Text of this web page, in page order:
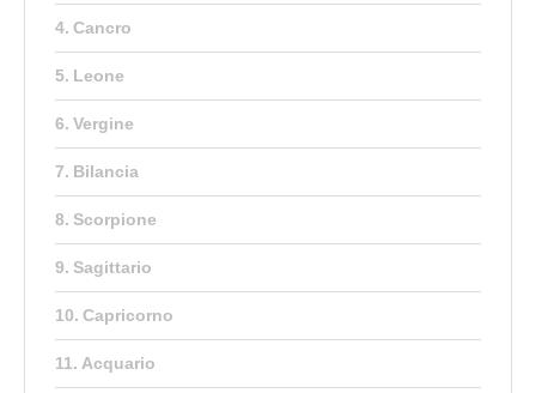
Cancro
Leone
Vergine
Bilancia
Scorpione
Sagittario
Capricorno
Acquario